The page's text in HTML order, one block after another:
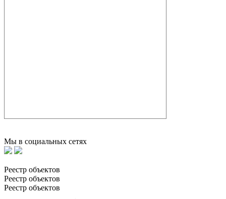
Мы в социальных сетях
Реестр объектов
Реестр объектов
Реестр объектов